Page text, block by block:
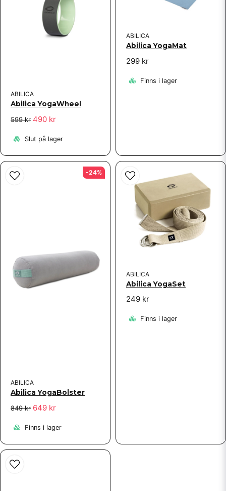
Skicka fråga
ABILICA
Abilica YogaWheel
599 kr 490 kr
Slut på lager
ABILICA
Abilica YogaMat
299 kr
Finns i lager
ABILICA
Abilica YogaBolster
849 kr 649 kr
Finns i lager
-24%
ABILICA
Abilica YogaSet
249 kr
Finns i lager